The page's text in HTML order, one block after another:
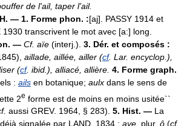
de l'ail, taper l'ail.
— 1. Forme phon. :[aj]. PASSY 1914 et
1930 transcrivent le mot avec [a:] long.
— Cf. aïe (interj.). 3. Dér. et composés :
aillade, aillée, ailler (cf. Lar. encyclop.),
(cf. ibid.), alliacé, allière. 4. Forme graph.
: ails en botanique; aulx dans le sens de
2e forme est de moins en moins usitée``
aussi GREV. 1964, § 283). 5. Hist. — La
signalée par LAND. 1834 : aye, plur. ô (cf.